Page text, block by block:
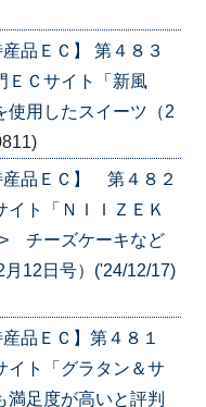
品ＥＣ】 第４８３
Ｃサイト「新風
用したスイーツ（2
産品ＥＣ】 第４８２
ト「ＮＩＩＺＥＫ
チーズケーキなど
12日号）('24/12/17)
品ＥＣ】第４８１
ト「グラタン＆サ
足度が高いと評判